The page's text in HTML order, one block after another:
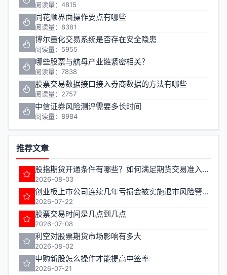
阅读量：4815
同花顺界面操作要点有哪些
阅读量：8381
博尔量化交易系统是否存在安全隐患
阅读量：5955
哪些股票与航母产业链紧密相关？
阅读量：7838
股票交易数据接口接入券商数据的方法有哪些
阅读量：2757
中信证券风险测评需要多长时间
阅读量：8984
推荐文章
股指期货开通条件有哪些？如何满足期货交易准入要求？
2026-08-03
创业板上市公司连续几年亏损会被实施退市风险警示
2026-07-22
股票交易时间是几点到几点
2026-07-08
利空对股票期货市场影响有多大
2026-08-02
申购新股怎么操作才能提高中签率
2026-07-21